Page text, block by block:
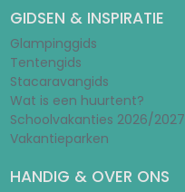
GIDSEN & INSPIRATIE
Glampinggids
Tentengids
Stacaravangids
Wat is een huurtent?
Schoolvakanties 2026/2027
Vakantieparken
HANDIG & OVER ONS